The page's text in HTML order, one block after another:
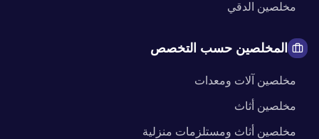
مخلصين الدقي
المخلصين حسب التخصص
مخلصين آلات ومعدات
مخلصين أثاث
مخلصين أثاث ومستلزمات منزلية